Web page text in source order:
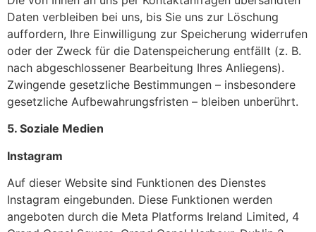
Daten verbleiben bei uns, bis Sie uns zur Löschung
auffordern, Ihre Einwilligung zur Speicherung widerrufen
oder der Zweck für die Datenspeicherung entfällt (z. B.
nach abgeschlossener Bearbeitung Ihres Anliegens).
Zwingende gesetzliche Bestimmungen – insbesondere
gesetzliche Aufbewahrungsfristen – bleiben unberührt.
5. Soziale Medien
Instagram
Auf dieser Website sind Funktionen des Dienstes
Instagram eingebunden. Diese Funktionen werden
angeboten durch die Meta Platforms Ireland Limited, 4